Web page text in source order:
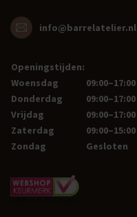
info@barrelatelier.nl
Openingstijden:
Woensdag
09:00–17:00
Donderdag
09:00–17:00
Vrijdag
09:00–17:00
Zaterdag
09:00–15:00
Zondag
Gesloten